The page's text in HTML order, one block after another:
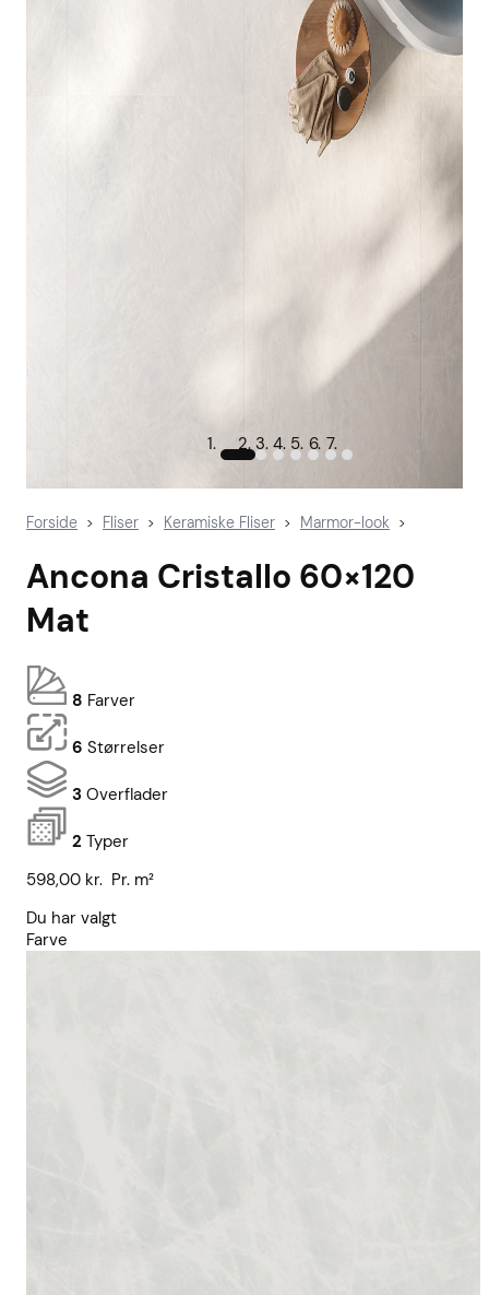
Forside > Fliser > Keramiske Fliser > Marmor-look >
Ancona Cristallo 60×120
Mat
8 Farver
6 Størrelser
3 Overflader
2 Typer
598,00 kr. Pr. m²
Du har valgt
Farve